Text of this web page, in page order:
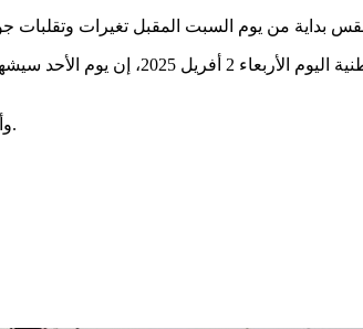
وقال المهندس بالمعهد الوطني للرصد
وأكد بن أحمد أن الأسبوع المقبل وخاصة منتصفه سيكون ممطرا بامتياز.